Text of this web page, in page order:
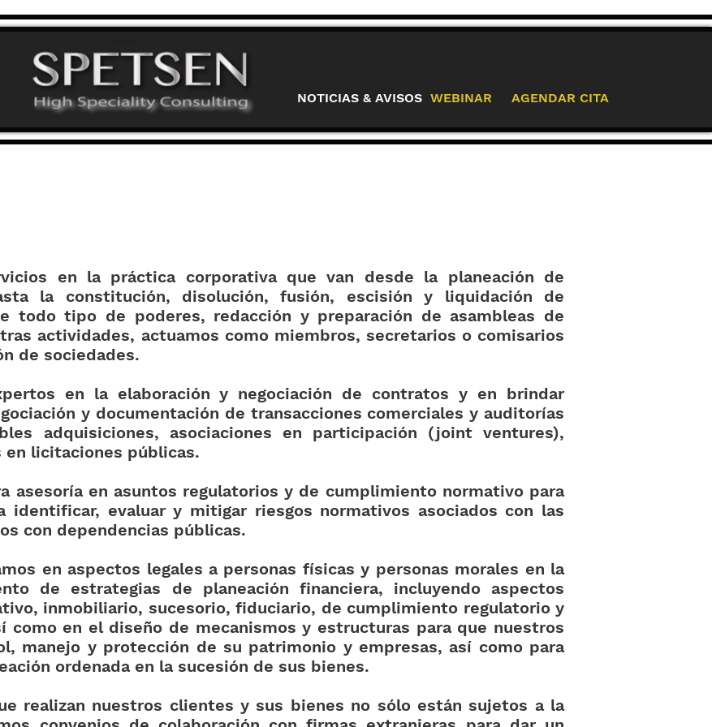
NOTICIAS & AVISOS WEBINAR AGENDAR CITA
en la práctica corporativa que van desde la planeación de
la constitución, disolución, fusión, escisión y liquidación de
todo tipo de poderes, redacción y preparación de asambleas de
actividades, actuamos como miembros, secretarios o comisarios
de sociedades.
en la elaboración y negociación de contratos y en brindar
y documentación de transacciones comerciales y auditorías
adquisiciones, asociaciones en participación (joint ventures),
licitaciones públicas.
asesoría en asuntos regulatorios y de cumplimiento normativo para
identificar, evaluar y mitigar riesgos normativos asociados con las
con dependencias públicas.
en aspectos legales a personas físicas y personas morales en la
de estrategias de planeación financiera, incluyendo aspectos
inmobiliario, sucesorio, fiduciario, de cumplimiento regulatorio y
en el diseño de mecanismos y estructuras para que nuestros
manejo y protección de su patrimonio y empresas, así como para
ordenada en la sucesión de sus bienes.
realizan nuestros clientes y sus bienes no sólo están sujetos a la